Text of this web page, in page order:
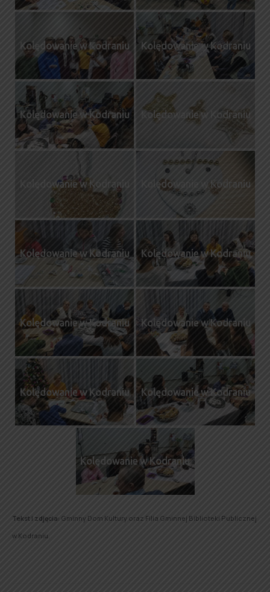
Kolędowanie w Kodraniu Kolędowanie w Kodraniu
Kolędowanie w Kodraniu Kolędowanie w Kodraniu
Kolędowanie w Kodraniu Kolędowanie w Kodraniu
Kolędowanie w Kodraniu Kolędowanie w Kodraniu
Kolędowanie w Kodraniu Kolędowanie w Kodraniu
Kolędowanie w Kodraniu Kolędowanie w Kodraniu
Kolędowanie w Kodraniu
Tekst i zdjęcia: Gminny Dom Kultury oraz Filia Gminnej Biblioteki Publicznej
w Kodraniu.